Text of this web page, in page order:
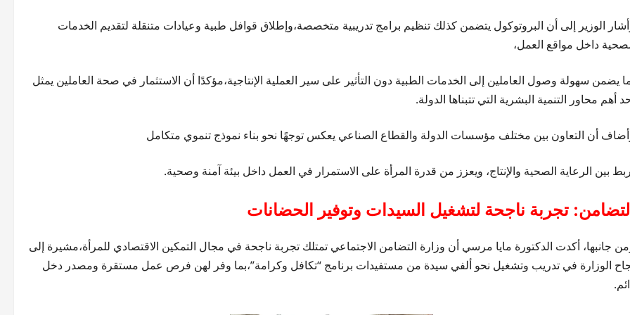
الوزير إلى أن البروتوكول يتضمن كذلك تنظيم برامج تدريبية متخصصة،وإطلاق قوافل طبية وعيادات متنقلة لتقديم الخدمات
داخل مواقع العمل،
يضمن سهولة وصول العاملين إلى الخدمات الطبية دون التأثير على سير العملية الإنتاجية،مؤكدًا أن الاستثمار في صحة العاملين يمثل
أهم محاور التنمية البشرية التي تتبناها الدولة.
أن التعاون بين مختلف مؤسسات الدولة والقطاع الصناعي يعكس توجهًا نحو بناء نموذج تنموي متكامل
بين الرعاية الصحية والإنتاج، ويعزز من قدرة المرأة على الاستمرار في العمل داخل بيئة آمنة وصحية.
التضامن: تجربة ناجحة لتشغيل السيدات وتوفير الحضانات
جانبها، أكدت الدكتورة مايا مرسي أن وزارة التضامن الاجتماعي تمتلك تجربة ناجحة في مجال التمكين الاقتصادي للمرأة،مشيرة إلى
الوزارة في تدريب وتشغيل نحو ألفي سيدة من مستفيدات برنامج “تكافل وكرامة”،بما وفر لهن فرص عمل مستقرة ومصدر دخل